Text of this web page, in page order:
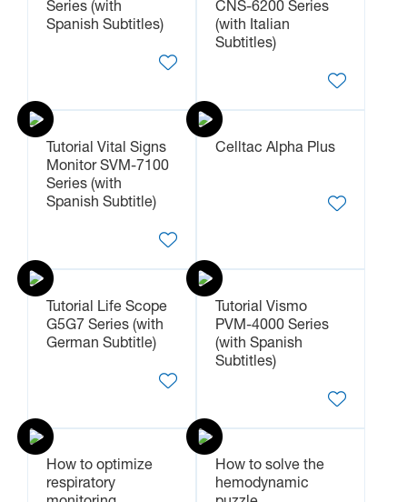
Series (with
Spanish Subtitles)
CNS-6200 Series
(with Italian
Subtitles)
Tutorial Vital Signs
Monitor SVM-7100
Series (with
Spanish Subtitle)
Celltac Alpha Plus
Tutorial Life Scope
G5G7 Series (with
German Subtitle)
Tutorial Vismo
PVM-4000 Series
(with Spanish
Subtitles)
How to optimize
respiratory
How to solve the
hemodynamic